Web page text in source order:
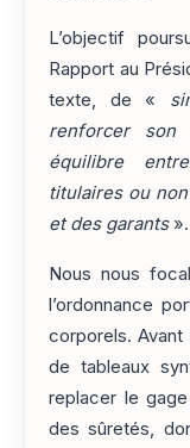
L’objectif
Rapport au
texte, de «
renforcer son
équilibre
titulaires ou
et des garants».
Nous nous
l’ordonnance
corporels.
de tableaux
replacer le
des sûretés,